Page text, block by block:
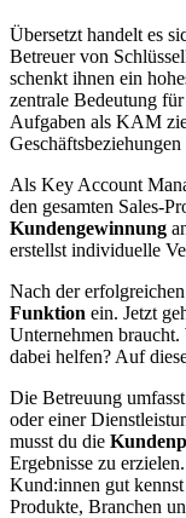
Übersetzt handelt es
Betreuer von
schenkt ihnen ein
zentrale Bedeutung
Aufgaben als KAM
Als Key Account
den gesamten Sales-
Kundengewinnung
erstellst individuelle
Nach der
Funktion ein. Jetzt
Unternehmen
dabei helfen? Auf
Die Betreuung
oder einer
musst du die
Ergebnisse zu
Kund:innen gut
Produkte, Branchen